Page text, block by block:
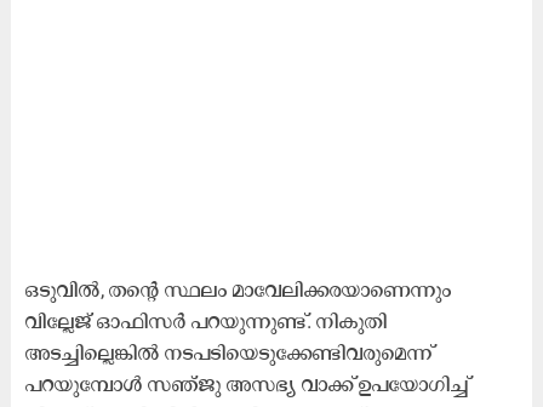
ഒടുവിൽ, തന്‍റെ സ്ഥലം മാവേലിക്കരയാണെന്നും
വില്ലേജ് ഓഫിസർ പറയുന്നുണ്ട്. നികുതി
അടച്ചില്ലെങ്കിൽ നടപടിയെടുക്കേണ്ടിവരുമെന്ന്
പറയുമ്പോൾ സഞ്ജു അസഭ്യ വാക്ക് ഉപയോഗിച്ച്